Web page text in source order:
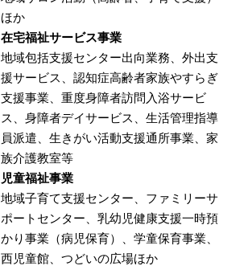
ほか
在宅福祉サービス事業
地域包括支援センター出向業務、外出支
援サービス、認知症高齢者家族やすらぎ
支援事業、重度身障者訪問入浴サービ
ス、身障者デイサービス、生活管理指導
員派遣、生きがい活動支援通所事業、家
族介護教室等
児童福祉事業
地域子育て支援センター、ファミリーサ
ポートセンター、乳幼児健康支援一時預
かり事業（病児保育）、学童保育事業、
西児童館、つどいの広場ほか